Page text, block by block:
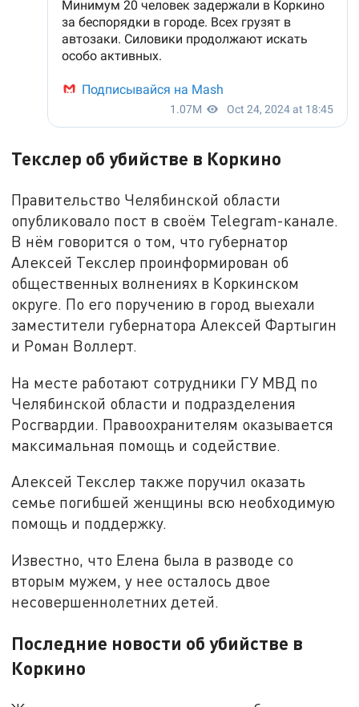
Текслер об убийстве в Коркино
Правительство Челябинской области
опубликовало пост в своём Telegram-канале.
В нём говорится о том, что губернатор
Алексей Текслер проинформирован об
общественных волнениях в Коркинском
округе. По его поручению в город выехали
заместители губернатора Алексей Фартыгин
и Роман Воллерт.
На месте работают сотрудники ГУ МВД по
Челябинской области и подразделения
Росгвардии. Правоохранителям оказывается
максимальная помощь и содействие.
Алексей Текслер также поручил оказать
семье погибшей женщины всю необходимую
помощь и поддержку.
Известно, что Елена была в разводе со
вторым мужем, у нее осталось двое
несовершеннолетних детей.
Последние новости об убийстве в
Коркино